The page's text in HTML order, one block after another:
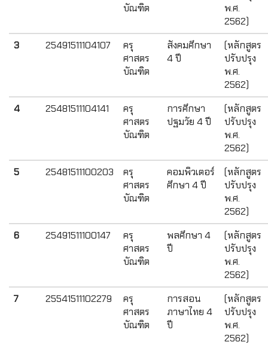
บัณฑิต
พ.ศ.
2562)
3
25491511104107
ครุ
ศาสตร
บัณฑิต
สังคมศึกษา
4 ปี
(หลักสูตร
ปรับปรุง
พ.ศ.
2562)
4
25481511104141
ครุ
ศาสตร
บัณฑิต
การศึกษา
ปฐมวัย 4 ปี
(หลักสูตร
ปรับปรุง
พ.ศ.
2562)
5
25481511100203
ครุ
ศาสตร
บัณฑิต
คอมพิวเตอร์
ศึกษา 4 ปี
(หลักสูตร
ปรับปรุง
พ.ศ.
2562)
6
25491511100147
ครุ
ศาสตร
บัณฑิต
พลศึกษา 4
ปี
(หลักสูตร
ปรับปรุง
พ.ศ.
2562)
7
25541511102279
ครุ
ศาสตร
บัณฑิต
การสอน
ภาษาไทย 4
ปี
(หลักสูตร
ปรับปรุง
พ.ศ.
2562)